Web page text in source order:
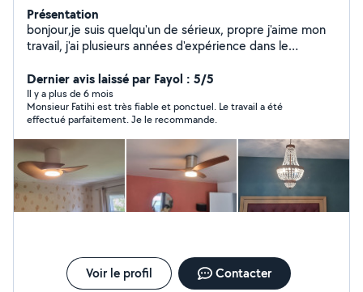
Présentation
bonjour,je suis quelqu'un de sérieux, propre j'aime mon
travail, j'ai plusieurs années d'expérience dans le
étagères. Électricité. montage des meubles en kit....
montage de cuisine... Disponible pour venir faire tous
vos travaux avec un prix raisonnable cordialement
Dernier avis laissé par Fayol : 5/5
Il y a plus de 6 mois
Monsieur Fatihi est très fiable et ponctuel. Le travail a été
effectué parfaitement. Je le recommande.
Voir le profil Contacter